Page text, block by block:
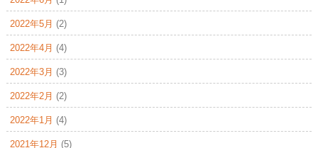
2022年5月 (2)
2022年4月 (4)
2022年3月 (3)
2022年2月 (2)
2022年1月 (4)
2021年12月 (5)